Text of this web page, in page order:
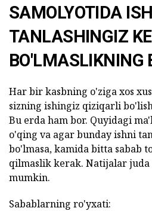
SAMOLYOTIDA
TANLASHINGIZ
BO'LMASLIKNING
Har bir kasbning o'ziga xos
sizning ishingiz qiziqarli
Bu erda ham bor. Quyidagi
o'qing va agar bunday ishni
bo'lmasa, kamida bitta sabab
qilmaslik kerak. Natijalar
mumkin.
Sabablarning ro'yxati: